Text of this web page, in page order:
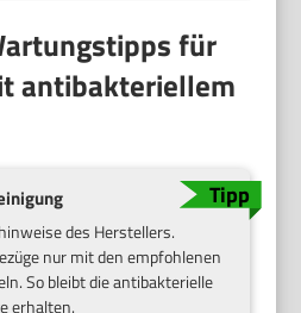
für
antibakteriellem
des Herstellers.
nur mit den empfohlenen
So bleibt die antibakterielle
erhalten.